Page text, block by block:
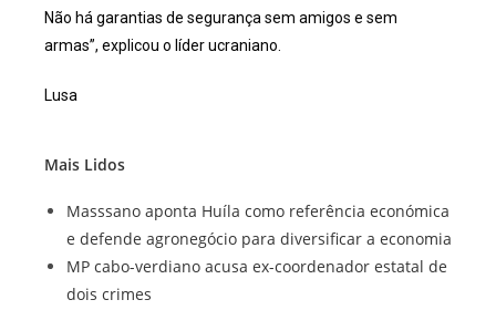
Não há garantias de segurança sem amigos e sem
armas”, explicou o líder ucraniano.
Lusa
Mais Lidos
Masssano aponta Huíla como referência económica
e defende agronegócio para diversificar a economia
MP cabo-verdiano acusa ex-coordenador estatal de
dois crimes